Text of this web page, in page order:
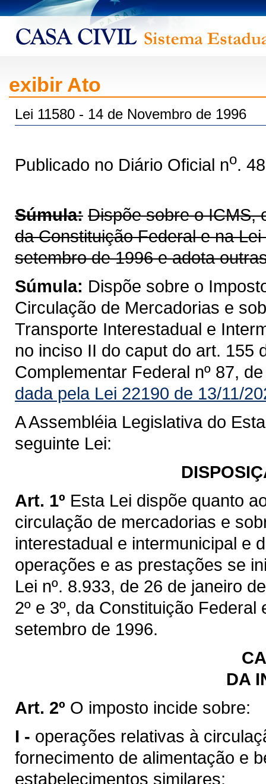
exibir Ato
Lei 11580 - 14 de Novembro de 1996
Publicado no Diário Oficial no.
Súmula: Dispõe sobre o ICMS,
da Constituição Federal e na
setembro de 1996 e adota
Súmula: Dispõe sobre o
Circulação de Mercadorias e
Transporte Interestadual e
no inciso II do caput do art. 155
Complementar Federal nº 87,
dada pela Lei 22190 de 13/11/
A Assembléia Legislativa do
seguinte Lei:
Art. 1º Esta Lei dispõe quanto
circulação de mercadorias e
interestadual e intermunicipal e
operações e as prestações se
Lei nº. 8.933, de 26 de janeiro
2º e 3º, da Constituição
setembro de 1996.
DA
Art. 2º O imposto incide sobre:
I - operações relativas à
fornecimento de alimentação e
estabelecimentos similares;